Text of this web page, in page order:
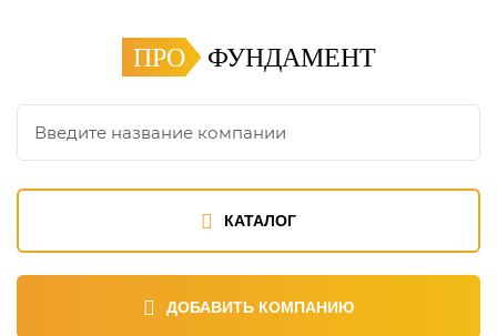
ПРО ФУНДАМЕНТ
КАТАЛОГ
ДОБАВИТЬ КОМПАНИЮ